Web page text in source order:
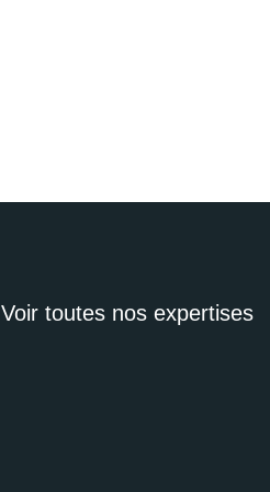
Voir toutes nos expertises